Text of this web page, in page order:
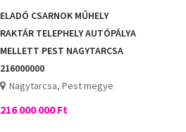
ELADÓ CSARNOK MŰHELY
RAKTÁR TELEPHELY AUTÓPÁLYA
MELLETT PEST NAGYTARCSA
216000000
Nagytarcsa, Pest megye
216 000 000 Ft